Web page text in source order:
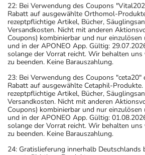
22: Bei Verwendung des Coupons
Rabatt auf ausgewählte Orthomol-
rezeptpflichtige Artikel, Bücher,
Versandkosten. Nicht mit anderen
Coupons) kombinierbar und nur
und in der APONEO App. Gültig:
solange der Vorrat reicht. Wir behalten
zu beenden. Keine Barauszahlung.
23: Bei Verwendung des Coupons "ceta20"
Rabatt auf ausgewählte Cetaphil-
rezeptpflichtige Artikel, Bücher,
Versandkosten. Nicht mit anderen
Coupons) kombinierbar und nur
und in der APONEO App. Gültig:
solange der Vorrat reicht. Wir behalten
zu beenden. Keine Barauszahlung.
24: Gratislieferung innerhalb Deutschlands